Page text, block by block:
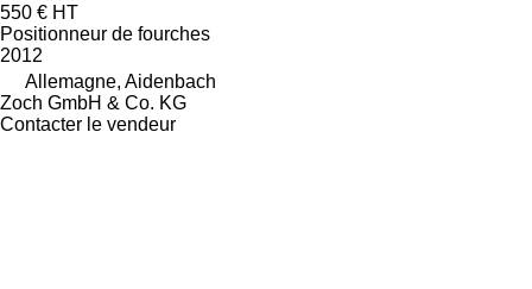
550 € HT
Positionneur de fourches
2012
Allemagne, Aidenbach
Zoch GmbH & Co. KG
Contacter le vendeur